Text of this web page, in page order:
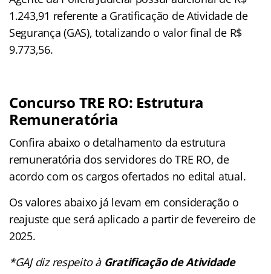
1.243,91 referente a Gratificação de Atividade de
Segurança (GAS), totalizando o valor final de R$
9.773,56.
Concurso TRE RO: Estrutura
Remuneratória
Confira abaixo o detalhamento da estrutura
remuneratória dos servidores do TRE RO, de
acordo com os cargos ofertados no edital atual.
Os valores abaixo já levam em consideração o
reajuste que será aplicado a partir de fevereiro de
2025.
*GAJ diz respeito à Gratificação de Atividade